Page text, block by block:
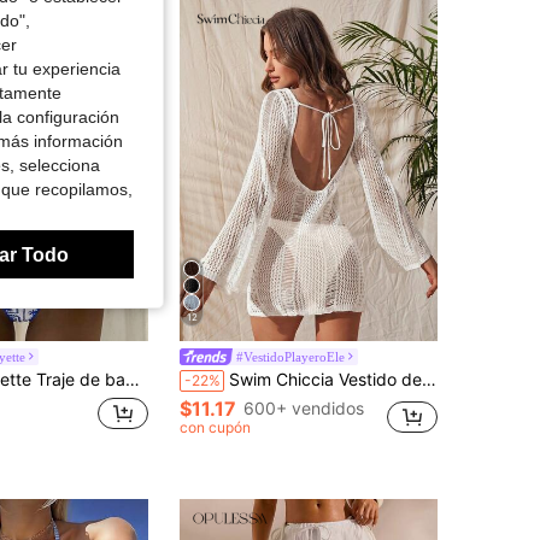
floral y animal, diseño elegante con ribete de volantes, adecuado para fiestas en la playa, vacaciones, verano
12
#VestidoPlayeroEle
-22% Swim Chiccia Vestido de manga larga informal, transparente, con espalda descubierta y detalle de lazo en color liso
$11.17 600+ vendidos
con cupón
tu experiencia
configuración
información
selecciona
recopilamos,
Todo